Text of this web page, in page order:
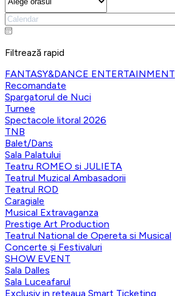
Filtrează rapid
FANTASY&DANCE ENTERTAINMENT
Recomandate
Spargatorul de Nuci
Turnee
Spectacole litoral 2026
TNB
Balet/Dans
Sala Palatului
Teatru ROMEO si JULIETA
Teatrul Muzical Ambasadorii
Teatrul ROD
Caragiale
Musical Extravaganza
Prestige Art Production
Teatrul National de Opereta si Musical
Concerte și Festivaluri
SHOW EVENT
Sala Dalles
Sala Luceafarul
Exclusiv in reteaua Smart Ticketing